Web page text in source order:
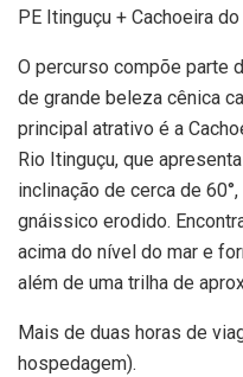
PE Itinguçu + Cachoeira
O percurso compõe parte
de grande beleza cênica
principal atrativo é a
Rio Itinguçu, que
inclinação de cerca de
gnáissico erodido.
acima do nível do mar e
além de uma trilha de
Mais de duas horas de
hospedagem).